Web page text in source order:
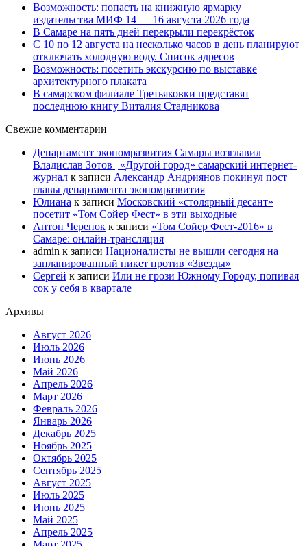
Возможность: попасть на книжную ярмарку
издательства МИФ 14 — 16 августа 2026 года
В Самаре на пять дней перекрыли перекрёсток
С 10 по 12 августа на несколько часов в день планируют
отключать холодную воду. Список адресов
Возможность: посетить экскурсию по выставке
архитектурного плаката
В самарском филиале Третьяковки представят
последнюю книгу Виталия Стадникова
Свежие комментарии
Департамент экономразвития Самары возглавил
Владислав Зотов | «Другой город» самарский интернет-
журнал к записи Александр Андриянов покинул пост
главы департамента экономразвития
Юлиана к записи Московский «столярный десант»
посетит «Том Сойер Фест» в эти выходные
Антон Черепок к записи «Том Сойер Фест-2016» в
Самаре: онлайн-трансляция
admin к записи Националисты не вышли сегодня на
запланированный пикет против «Звезды»
Сергей к записи Или не грози Южному Городу, попивая
сок у себя в квартале
Архивы
Август 2026
Июль 2026
Июнь 2026
Май 2026
Апрель 2026
Март 2026
Февраль 2026
Январь 2026
Декабрь 2025
Ноябрь 2025
Октябрь 2025
Сентябрь 2025
Август 2025
Июль 2025
Июнь 2025
Май 2025
Апрель 2025